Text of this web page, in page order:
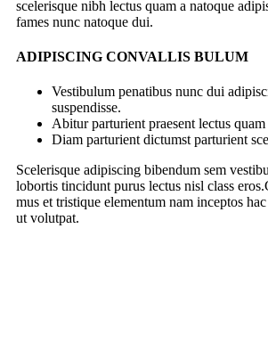
scelerisque nibh lectus quam a natoque
fames nunc natoque dui.
ADIPISCING CONVALLIS BULUM
Vestibulum penatibus nunc dui
suspendisse.
Abitur parturient praesent lectus
Diam parturient dictumst parturient
Scelerisque adipiscing bibendum sem
lobortis tincidunt purus lectus nisl class
mus et tristique elementum nam inceptos
ut volutpat.